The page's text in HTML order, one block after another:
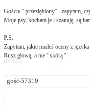
Gościu '' przeziębiony'' - zapytam,
Moje psy, kocham je i szanuję, są
P.S.
Zapytam, jakie miałeś oceny z
Rusz głową, a nie '' skórą ''.
ID:78315